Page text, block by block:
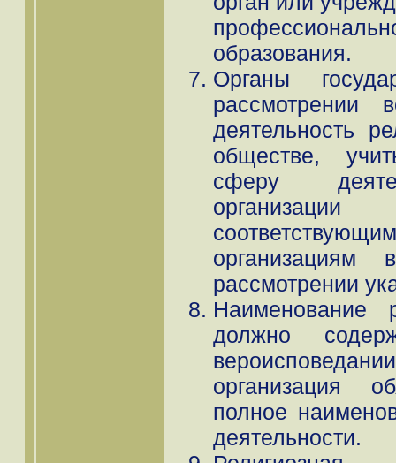
образования.
Органы
рассмотрении
деятельность
обществе,
сферу
организациям
рассмотрении
Наименование
должно
организация
полное
деятельности.